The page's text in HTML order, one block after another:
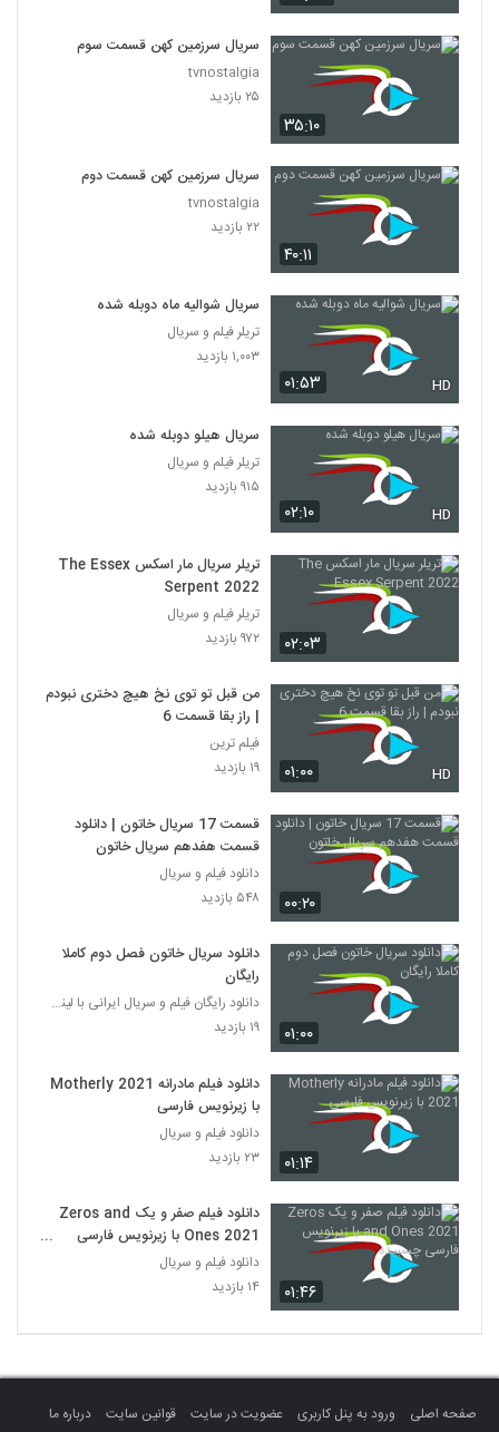
۳۵:۱۰
سریال سرزمین کهن قسمت سوم
tvnostalgia
۲۵ بازدید
۴۰:۱۱
سریال سرزمین کهن قسمت دوم
tvnostalgia
۲۲ بازدید
۰۱:۵۳ HD
سریال شوالیه ماه دوبله شده
تریلر فیلم و سریال
۱,۰۰۳ بازدید
۰۲:۱۰ HD
سریال هیلو دوبله شده
تریلر فیلم و سریال
۹۱۵ بازدید
۰۲:۰۳
تریلر سریال مار اسکس The Essex
Serpent 2022
تریلر فیلم و سریال
۹۷۲ بازدید
۰۱:۰۰ HD
من قبل تو توی نخ هیچ دختری نبودم
| راز بقا قسمت 6
فیلم ترین
۱۹ بازدید
۰۰:۲۰
قسمت 17 سریال خاتون | دانلود
قسمت هفدهم سریال خاتون
دانلود فیلم و سریال
۵۴۸ بازدید
۰۱:۰۰
دانلود سریال خاتون فصل دوم کاملا
رایگان
دانلود رایگان فیلم و سریال ایرانی با لینک مستقیم
۱۹ بازدید
۰۱:۱۴
دانلود فیلم مادرانه Motherly 2021
با زیرنویس فارسی
دانلود فیلم و سریال
۲۳ بازدید
۰۱:۴۶
دانلود فیلم صفر و یک Zeros and
Ones 2021 با زیرنویس فارسی
چسبیده
دانلود فیلم و سریال
۱۴ بازدید
صفحه اصلی ورود به پنل کاربری عضویت در سایت قوانین سایت
درباره ما